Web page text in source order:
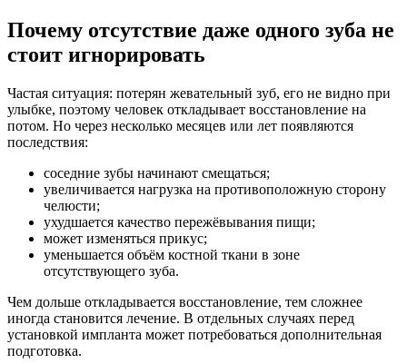
Почему отсутствие даже одного зуба не
стоит игнорировать
Частая ситуация: потерян жевательный зуб, его не видно при
улыбке, поэтому человек откладывает восстановление на
потом. Но через несколько месяцев или лет появляются
последствия:
соседние зубы начинают смещаться;
увеличивается нагрузка на противоположную сторону
челюсти;
ухудшается качество пережёвывания пищи;
может изменяться прикус;
уменьшается объём костной ткани в зоне
отсутствующего зуба.
Чем дольше откладывается восстановление, тем сложнее
иногда становится лечение. В отдельных случаях перед
установкой импланта может потребоваться дополнительная
подготовка.